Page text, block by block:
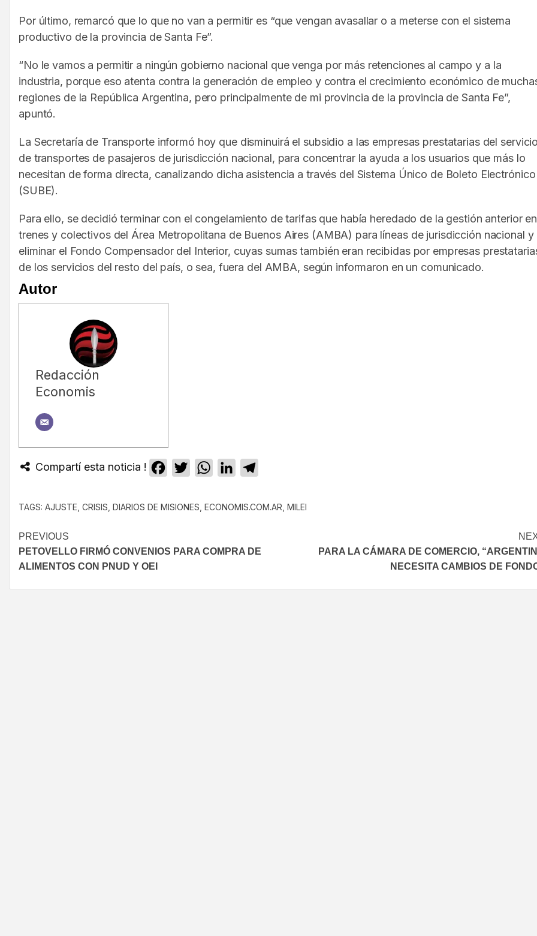
Por último, remarcó que lo que no van a permitir es “que vengan avasallar o a meterse con el sistema
productivo de la provincia de Santa Fe”.
“No le vamos a permitir a ningún gobierno nacional que venga por más retenciones al campo y a la
industria, porque eso atenta contra la generación de empleo y contra el crecimiento económico de
regiones de la República Argentina, pero principalmente de mi provincia de la provincia de Santa Fe”,
apuntó.
La Secretaría de Transporte informó hoy que disminuirá el subsidio a las empresas prestatarias del
de transportes de pasajeros de jurisdicción nacional, para concentrar la ayuda a los usuarios que más lo
necesitan de forma directa, canalizando dicha asistencia a través del Sistema Único de Boleto Electrónico
(SUBE).
Para ello, se decidió terminar con el congelamiento de tarifas que había heredado de la gestión anterior en
trenes y colectivos del Área Metropolitana de Buenos Aires (AMBA) para líneas de jurisdicción nacional y
eliminar el Fondo Compensador del Interior, cuyas sumas también eran recibidas por empresas
de los servicios del resto del país, o sea, fuera del AMBA, según informaron en un comunicado.
Autor
Redacción
Economis
Compartí esta noticia ! Facebook
TwitterWhatsApp
LinkedIn
TAGS: AJUSTE, CRISIS, DIARIOS DE MISIONES, ECONOMIS.COM.AR, MILEI
PREVIOUS
PETOVELLO FIRMÓ CONVENIOS PARA COMPRA DE
ALIMENTOS CON PNUD Y OEI
PARA LA CÁMARA DE COMERCIO,
NECESITA CAMBIOS DE